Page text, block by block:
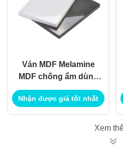
Ván MDF Melamine
MDF chống ẩm dùng
để trang trí nội ngoại
thất
Nhận được giá tốt nhất
Xem